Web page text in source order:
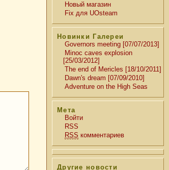
Новый магазин
Fix для UOsteam
Новинки Галереи
Governors meeting [07/07/2013]
Minoc caves explosion
[25/03/2012]
The end of Mericles [18/10/2011]
Dawn's dream [07/09/2010]
Adventure on the High Seas
Мета
Войти
RSS
RSS комментариев
Другие новости